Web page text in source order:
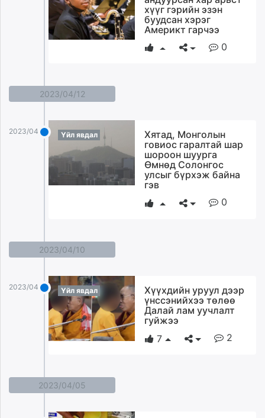
хүүг гэрийн эзэн
буудсан хэрэг
Америкт гарчээ
0
2023/04/12
2023/04/12 Үйл явдал
Хятад, Монголын
говиос гаралтай шар
шороон шуурга
Өмнөд Солонгос
улсыг бүрхэж байна
гэв
0
2023/04/10
2023/04/10 Үйл явдал
Хүүхдийн уруул дээр
үнссэнийхээ төлөө
Далай лам уучлалт
гуйжээ
7
2
2023/04/05